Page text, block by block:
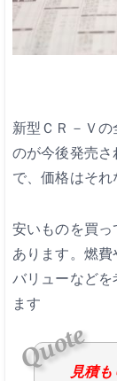
新型ＣＲ－Ｖ
のが今後発売
で、価格はそれ
安いものを買っ
あります。燃
バリューなど
ます
見積